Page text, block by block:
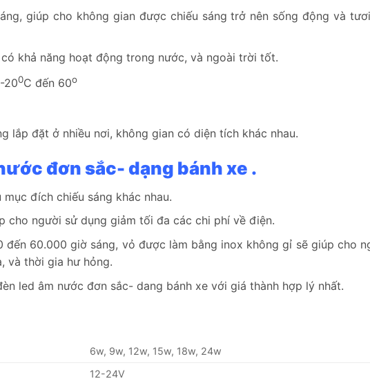
giúp cho không gian được chiếu sáng trở nên sống động và
khả năng hoạt động trong nước, và ngoài trời tốt.
200C đến 60o
lắp đặt ở nhiều nơi, không gian có diện tích khác nhau.
đơn sắc-dạng bánh xe .
đích chiếu sáng khác nhau.
cho người sử dụng giảm tối đa các chi phí về điện.
60.000 giờ sáng, vỏ được làm bằng inox không gỉ sẽ giúp cho
và thời gia hư hỏng.
led âm nước đơn sắc- dang bánh xe với giá thành hợp lý nhất.
6w, 9w, 12w, 15w, 18w, 24w
12-24V